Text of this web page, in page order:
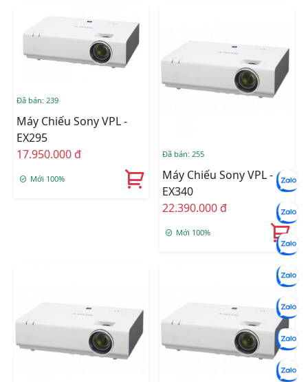
Đã bán: 239
Máy Chiếu Sony VPL -
EX295
17.950.000 đ
Mới 100%
Đã bán: 255
Máy Chiếu Sony VPL -
EX340
22.390.000 đ
Mới 100%